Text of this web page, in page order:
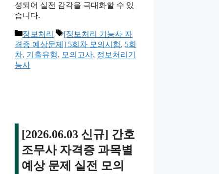
성되어 실전 감각을 극대화할 수 있
습니다.
카
테
고
리
정보처리
태
그
[정보처리 기능사 자
격증 예상문제] 5회차 모의시험, 5회
차, 기출유형, 모의고사, 정보처리기
능사
[2026.06.03 신규] 간호
조무사 자격증 과목별
예상 문제 실전 모의